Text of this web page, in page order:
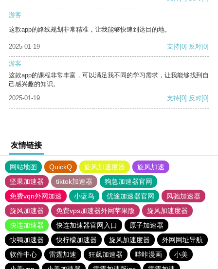
游客
这款app的路线规划非常精准，让我能够快速到达目的地。
2025-01-19 支持[0] 反对[0]
游客
这款app的课程非常丰富，可以满足我不同的学习需求，让我能够找到自
己感兴趣的知识。
2025-01-19
支持[0] 反对[0]
友情链接
网站地图 QuickQ 旋风加速度器
旋风加速
坚果加速器
tiktok加速器
狗急加速器官网
免费vqn外网加速
小蓝鸟 优途加速器官网
风驰加速器
旋风加速器
免费vps加速器外网苹果版
旋风加速度器
快连加速器
快连加速器官网入口
原子加速器
快鸭加速器
快柠檬加速器 旋风加速度器
外网网址导航
软件中心
雷霆加速 狂飙加速器 哔咔漫画
小美